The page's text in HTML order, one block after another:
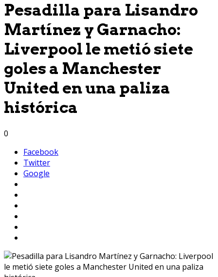
Pesadilla para Lisandro
Martínez y Garnacho:
Liverpool le metió siete
goles a Manchester
United en una paliza
histórica
0
Facebook
Twitter
Google